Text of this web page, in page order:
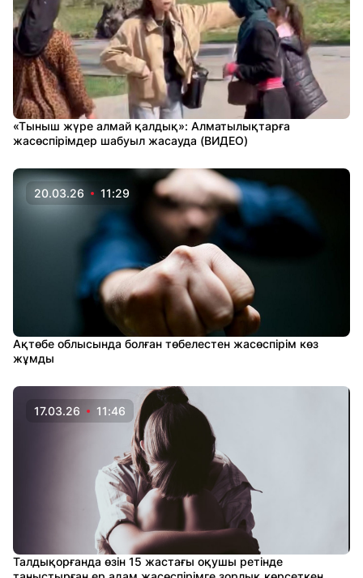
«Тыныш жүре алмай қалдық»: Алматылықтарға
жасөспірімдер шабуыл жасауда (ВИДЕО)
20.03.26 11:29
Ақтөбе облысында болған төбелестен жасөспірім көз
жұмды
17.03.26 11:46
Талдықорғанда өзін 15 жастағы оқушы ретінде